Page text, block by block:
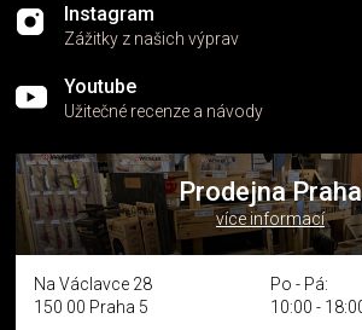
Instagram
Zážitky z našich výprav
Youtube
Užitečné recenze a návody
Prodejna Praha
více informací
Na Václavce 28
150 00 Praha 5
Po - Pá:
10:00 -